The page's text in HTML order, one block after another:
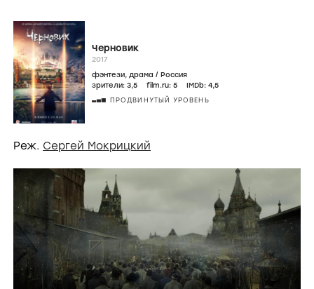
Черновик
2017
фэнтези, драма / Россия
зрители: 3,5 film.ru: 5 IMDb: 4,5
ПРОДВИНУТЫЙ УРОВЕНЬ
Реж. Сергей Мокрицкий